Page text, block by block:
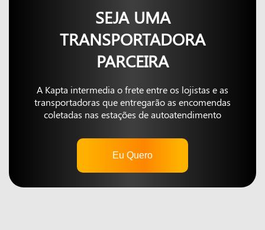
SEJA UMA
TRANSPORTADORA
PARCEIRA
A Kapta intermedia o frete entre os lojistas e as
transportadoras que entregarão as encomendas
coletadas nas estações de autoatendimento
Eu Quero